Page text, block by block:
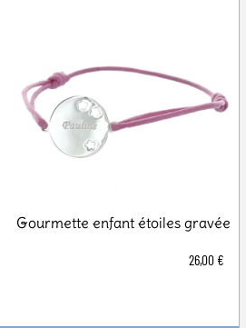
Gourmette enfant étoiles gravée
26,00 €